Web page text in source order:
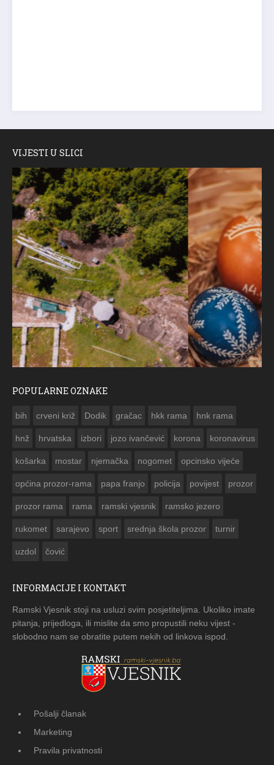
VIJESTI U SLICI
POPULARNE OZNAKE
bih crveni križ Dodik gračac hkk rama hnk rama
hnž hrvatska izbori jozo ivančević korona koronavirus
košarka mostar njemačka nogomet opcinsko vijeće
općina prozor-rama papa franjo policija povijest prozor
prozor rama rama ramski vjesnik ramsko jezero
rukomet sarajevo sport srednja škola prozor turnir
uzdol čović
INFORMACIJE I KONTAKT
Ramski Vjesnik stoji na usluzi svim posjetiteljima. Ukoliko imate
pitanja, prijedloga, ili mislite da smo propustili neku vijest -
slobodno nam se obratite putem nekih od linkova ispod.
Pošalji članak
Marketing
Pravila privatnosti